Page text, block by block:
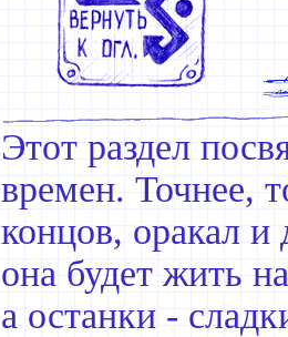
Этот раздел
времен. Точнее,
концов, оракал
она будет жить
а останки -